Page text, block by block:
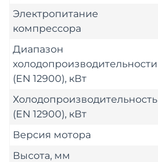
Электропитание
компрессора
Диапазон
холодопроизводительности
(EN 12900), кВт
Холодопроизводительность
(EN 12900), кВт
Версия мотора
Высота, мм